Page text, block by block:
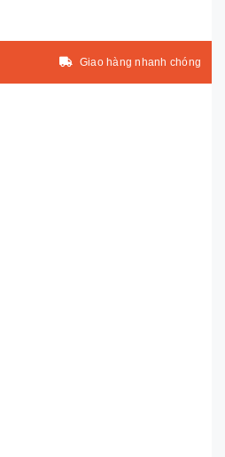
Giao hàng nhanh chóng